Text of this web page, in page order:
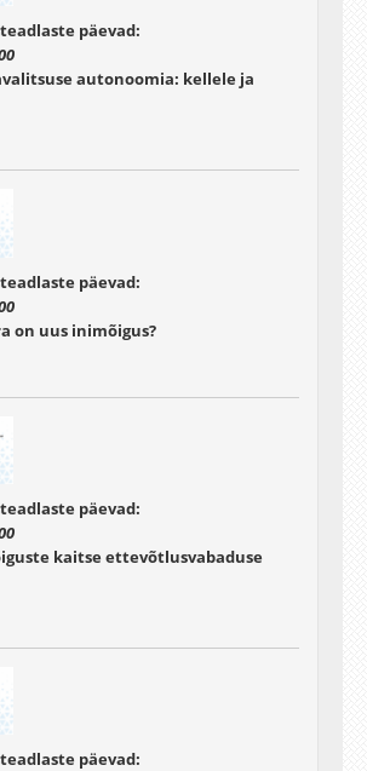
päevad:
autonoomia: kellele ja
päevad:
on uus inimõigus?
päevad:
kaitse ettevõtlusvabaduse
päevad: